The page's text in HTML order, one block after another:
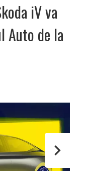
iV va
Auto de la